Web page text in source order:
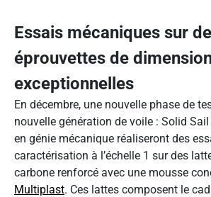
Essais mécaniques sur
éprouvettes de
exceptionnelles
En décembre, une nouvelle phase de
nouvelle génération de voile : Solid
en génie mécanique réaliseront des
caractérisation à l’échelle 1 sur des
carbone renforcé avec une mousse
Multiplast. Ces lattes composent le